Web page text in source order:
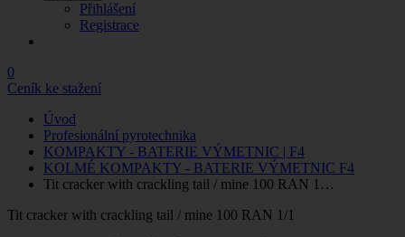
Přihlášení
Registrace
0
Ceník ke stažení
Úvod
Profesionální pyrotechnika
KOMPAKTY - BATERIE VÝMETNIC | F4
KOLMÉ KOMPAKTY - BATERIE VÝMETNIC F4
Tit cracker with crackling tail / mine 100 RAN 1…
Tit cracker with crackling tail / mine 100 RAN 1/1